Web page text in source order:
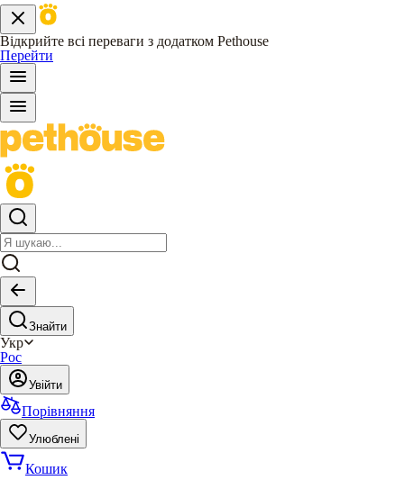
Відкрийте всі переваги з додатком Pethouse
Перейти
Знайти
Укр
Рос
Увійти
Порівняння
Улюблені
Кошик